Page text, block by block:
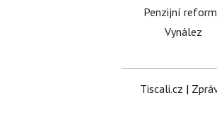
Penzijní
Vynález
Tiscali.cz |